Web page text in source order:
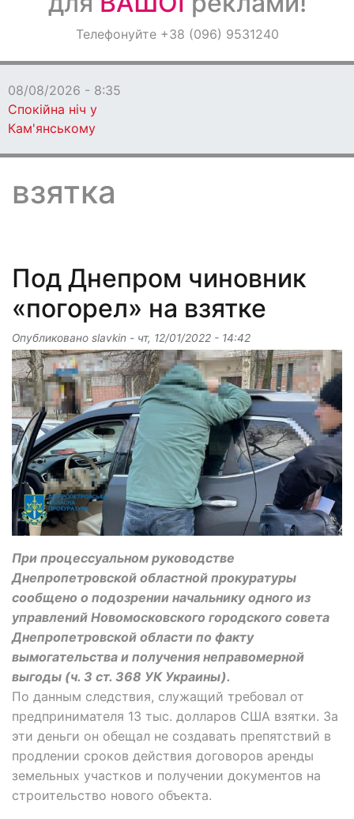
ОголошенняТелефонуйте +38 (096) 9531240
08/08/2026 - 7:00
вразила зізнанням про стан здоров'я
взятка
Под Днепром чиновник
«погорел» на взятке
Опубликовано slavkin - чт, 12/01/2022 - 14:42
При процессуальном руководстве
Днепропетровской областной прокуратуры
сообщено о подозрении начальнику одного из
управлений Новомосковского городского совета
Днепропетровской области по факту
вымогательства и получения неправомерной
выгоды (ч. 3 ст. 368 УК Украины).
По данным следствия, служащий требовал от
предпринимателя 13 тыс. долларов США взятки. За
эти деньги он обещал не создавать препятствий в
продлении сроков действия договоров аренды
земельных участков и получении документов на
строительство нового объекта.